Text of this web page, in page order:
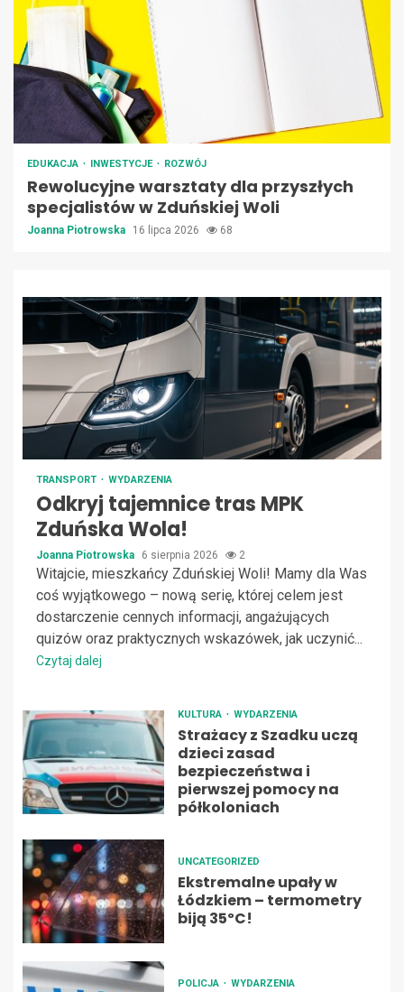
EDUKACJA INWESTYCJE ROZWÓJ
Rewolucyjne warsztaty dla przyszłych
specjalistów w Zduńskiej Woli
Joanna Piotrowska 16 lipca 2026 68
TRANSPORT WYDARZENIA
Odkryj tajemnice tras MPK
Zduńska Wola!
Joanna Piotrowska 6 sierpnia 2026 2
Witajcie, mieszkańcy Zduńskiej Woli! Mamy dla Was
coś wyjątkowego – nową serię, której celem jest
dostarczenie cennych informacji, angażujących
quizów oraz praktycznych wskazówek, jak uczynić...
Czytaj dalej
KULTURA WYDARZENIA
Strażacy z Szadku uczą
dzieci zasad
bezpieczeństwa i
pierwszej pomocy na
półkoloniach
UNCATEGORIZED
Ekstremalne upały w
Łódzkiem – termometry
biją 35ºC!
POLICJA WYDARZENIA